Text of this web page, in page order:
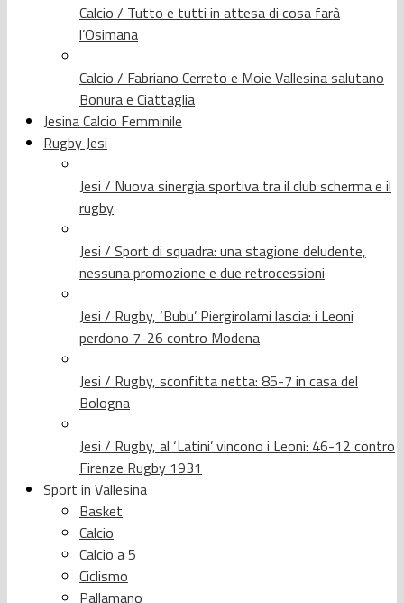
Calcio / Tutto e tutti in attesa di cosa farà
l’Osimana
Calcio / Fabriano Cerreto e Moie Vallesina salutano
Bonura e Ciattaglia
Jesina Calcio Femminile
Rugby Jesi
Jesi / Nuova sinergia sportiva tra il club scherma e il
rugby
Jesi / Sport di squadra: una stagione deludente,
nessuna promozione e due retrocessioni
Jesi / Rugby, ‘Bubu’ Piergirolami lascia: i Leoni
perdono 7-26 contro Modena
Jesi / Rugby, sconfitta netta: 85-7 in casa del
Bologna
Jesi / Rugby, al ‘Latini’ vincono i Leoni: 46-12 contro
Firenze Rugby 1931
Sport in Vallesina
Basket
Calcio
Calcio a 5
Ciclismo
Pallamano